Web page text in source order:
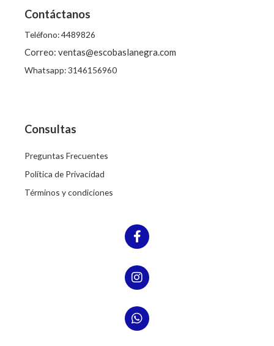
Contáctanos
Teléfono: 4489826
Correo: ventas@escobaslanegra.com
Whatsapp: 3146156960
Consultas
Preguntas Frecuentes
Política de Privacidad
Términos y condiciones